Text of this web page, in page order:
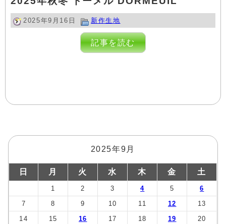
2025年9月16日 新作生地
記事を読む
2025年9月
日 月 火 水 木 金 土
1 2 3 4 5
6
7
8 9 10 11 12
13
14
15 16 17 18 19
20